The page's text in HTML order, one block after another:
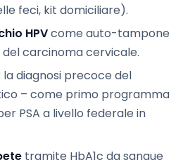
feci, kit domiciliare).
HPVcome auto-tampone
carcinoma cervicale.
la diagnosi precoce del
– come primo programma
PSA a livello federale in
tramite HbA1c da sangue